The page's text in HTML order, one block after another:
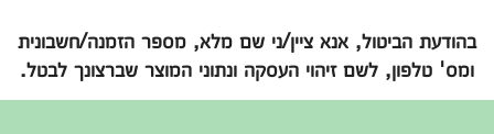
בהודעת הביטול, אנא ציין/ני שם מלא, מספר הזמנה/חשבונית
ומס' טלפון, לשם זיהוי העסקה ונתוני המוצר שברצונך לבטל.